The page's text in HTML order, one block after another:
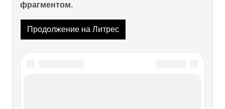
фрагментом.
Продолжение на Литрес